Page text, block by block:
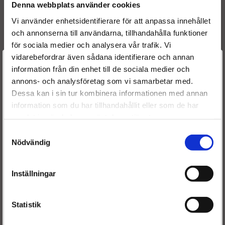
Denna webbplats använder cookies
Vi använder enhetsidentifierare för att anpassa innehållet
och annonserna till användarna, tillhandahålla funktioner
för sociala medier och analysera vår trafik. Vi
vidarebefordrar även sådana identifierare och annan
information från din enhet till de sociala medier och
annons- och analysföretag som vi samarbetar med.
Dessa kan i sin tur kombinera informationen med annan
information som du har tillhandahållit eller som de har
Nödvändig
Inställningar
Statistik
13 53 7 796 042 BMW
13 53 7 796 043 BMW
13 53 7 805 686 BMW
13 53 7 807 209 BMW
13 53 7 808 089 BMW
13 53 7 808 094 BMW
13 53 7 809 194 BMW
13537808089BMW
13537807209BMW
13537796042
13537807208
13537801940
Välkommen till
Dieselspecialisten.se
För att förbättra din upplevelse på vår hemsida ber vi dig
välja vilken kategori du tillhör